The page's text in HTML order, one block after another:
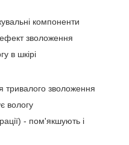
компоненти
зволоження
в шкірі
зволоження
вологу
- пом'якшують і